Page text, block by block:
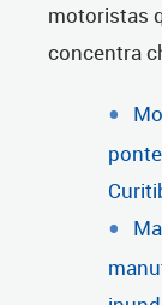
motoristas
concentra